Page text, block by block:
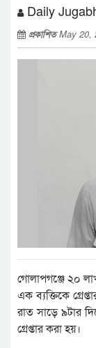
Daily
প্রকাশিতMay 20,
গোলাপগঞ্জে ২০
এক ব্যক্তিকে
রাত সাড়ে ৯টার
গ্রেপ্তার করা হয়।